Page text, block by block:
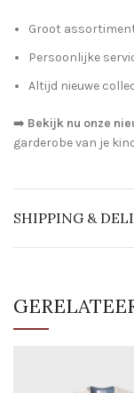
Groot
Persoonlijke
Altijd nieuwe
➡️ Bekijk nu onze
garderobe van je
SHIPPING &